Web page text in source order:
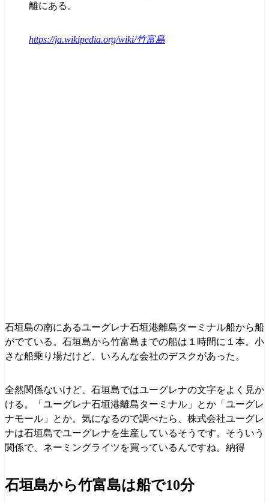
離にある。
https://ja.wikipedia.org/wiki/竹富島
石垣島の南にあるユーグレナ石垣港離島ターミナル船から船
がでている。石垣島から竹富島までの船は１時間に１本。小
さな船乗り場だけど、いろんな会社のデスクがあった。
全然関係ないけど、石垣島ではユーグレナの文字をよく見か
ける。「ユーグレナ石垣港離島ターミナル」とか「ユーグレ
ナモール」とか。気になるので調べたら、株式会社ユーグレ
ナは石垣島でユーグレナを生産しているそうです。そういう
関係で、ネーミングライツを買っているんですね。納得
石垣島から竹富島は船で10分